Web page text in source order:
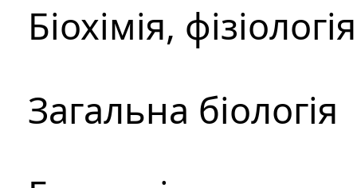
Біохімія,
Загальна біологія